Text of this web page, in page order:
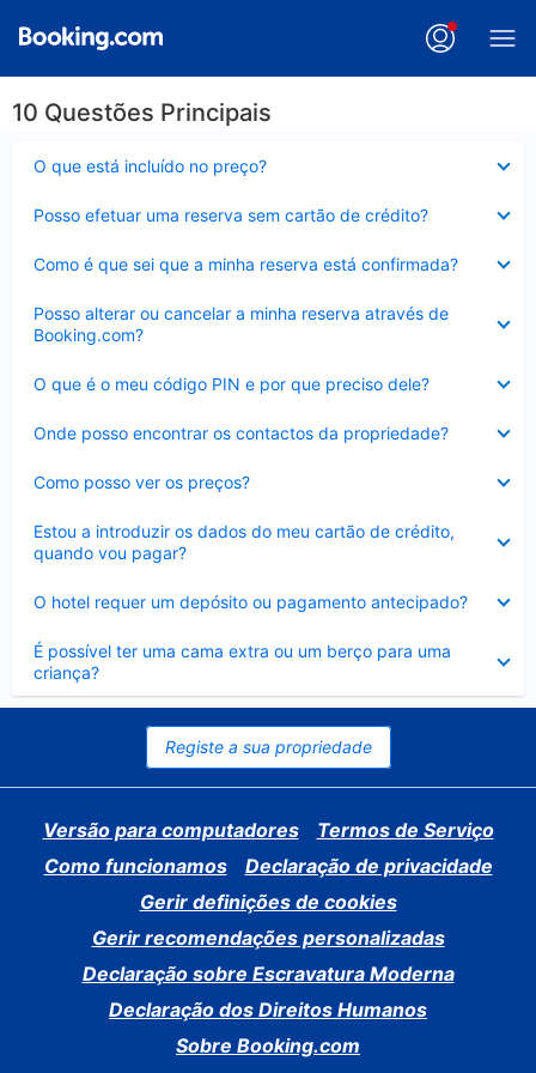
10 Questões Principais
O que está incluído no preço?
fechado
Posso efetuar uma reserva sem cartão de crédito?
fechado
Como é que sei que a minha reserva está confirmada?
fechado
Posso alterar ou cancelar a minha reserva através de
Booking.com?
fechado
O que é o meu código PIN e por que preciso dele?
fechado
Onde posso encontrar os contactos da propriedade?
fechado
Como posso ver os preços?
fechado
Estou a introduzir os dados do meu cartão de crédito,
quando vou pagar?
fechado
O hotel requer um depósito ou pagamento antecipado?
fechado
É possível ter uma cama extra ou um berço para uma
criança?
Elemento
fechado
Registe a sua propriedade
Versão para computadores
Termos de Serviço
Como funcionamos
Declaração de privacidade
Gerir definições de cookies
Gerir recomendações personalizadas
Declaração sobre Escravatura Moderna
Declaração dos Direitos Humanos
Sobre Booking.com